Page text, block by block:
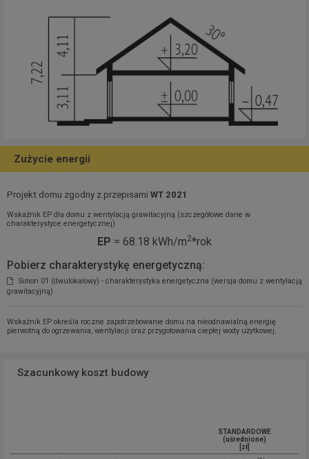
Zużycie energii
Projekt domu zgodny z przepisami WT 2021
Wskaźnik EP dla domu z wentylacją grawitacyjną (szczegółowe dane w
charakterystyce energetycznej)
EP = 68.18 kWh/m2*rok
Pobierz charakterystykę energetyczną:
Simon 01 (dwulokalowy) - charakterystyka energetyczna (wersja domu z wentylacją
grawitacyjną)
Wskaźnik EP określa roczne zapotrzebowanie domu na nieodnawialną energię
pierwotną do ogrzewania, wentylacji oraz przygotowania ciepłej wody użytkowej.
Szacunkowy koszt budowy
STANDARDOWE
(uśrednione)
[zł]